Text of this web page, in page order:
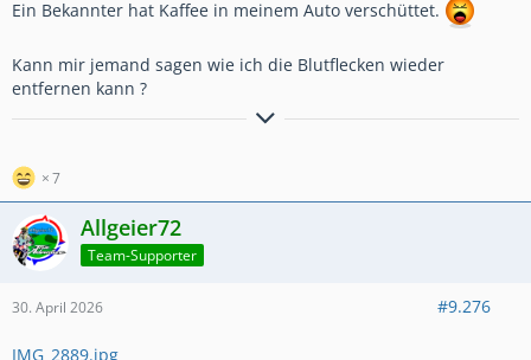
Ein Bekannter hat Kaffee in meinem Auto verschüttet.
Kann mir jemand sagen wie ich die Blutflecken wieder
entfernen kann ?
Grüße aus dem Saarland, Janosch
7
Allgeier72
Team-Supporter
30. April 2026 #9.276
IMG_2889.jpg